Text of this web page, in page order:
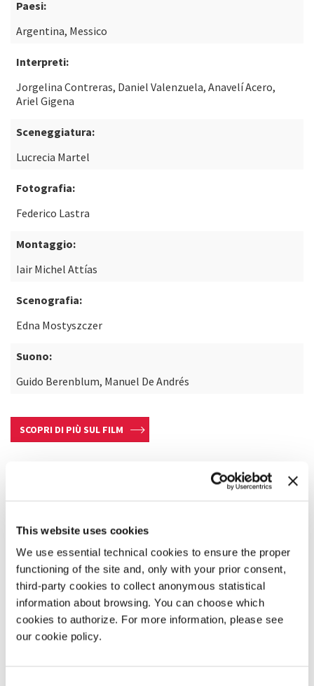
This website uses cookies
We use essential technical cookies to ensure the proper
functioning of the site and, only with your prior consent,
third-party cookies to collect anonymous statistical
information about browsing. You can choose which
cookies to authorize. For more information, please see
our cookie policy.
Paesi:
Argentina, Messico
Interpreti:
Jorgelina Contreras, Daniel Valenzuela, Anavelí Acero,
Ariel Gigena
Sceneggiatura:
Lucrecia Martel
Fotografia:
Federico Lastra
Montaggio:
Iair Michel Attías
Scenografia:
Edna Mostyszczer
Suono:
Guido Berenblum, Manuel De Andrés
SCOPRI DI PIÙ SUL FILM